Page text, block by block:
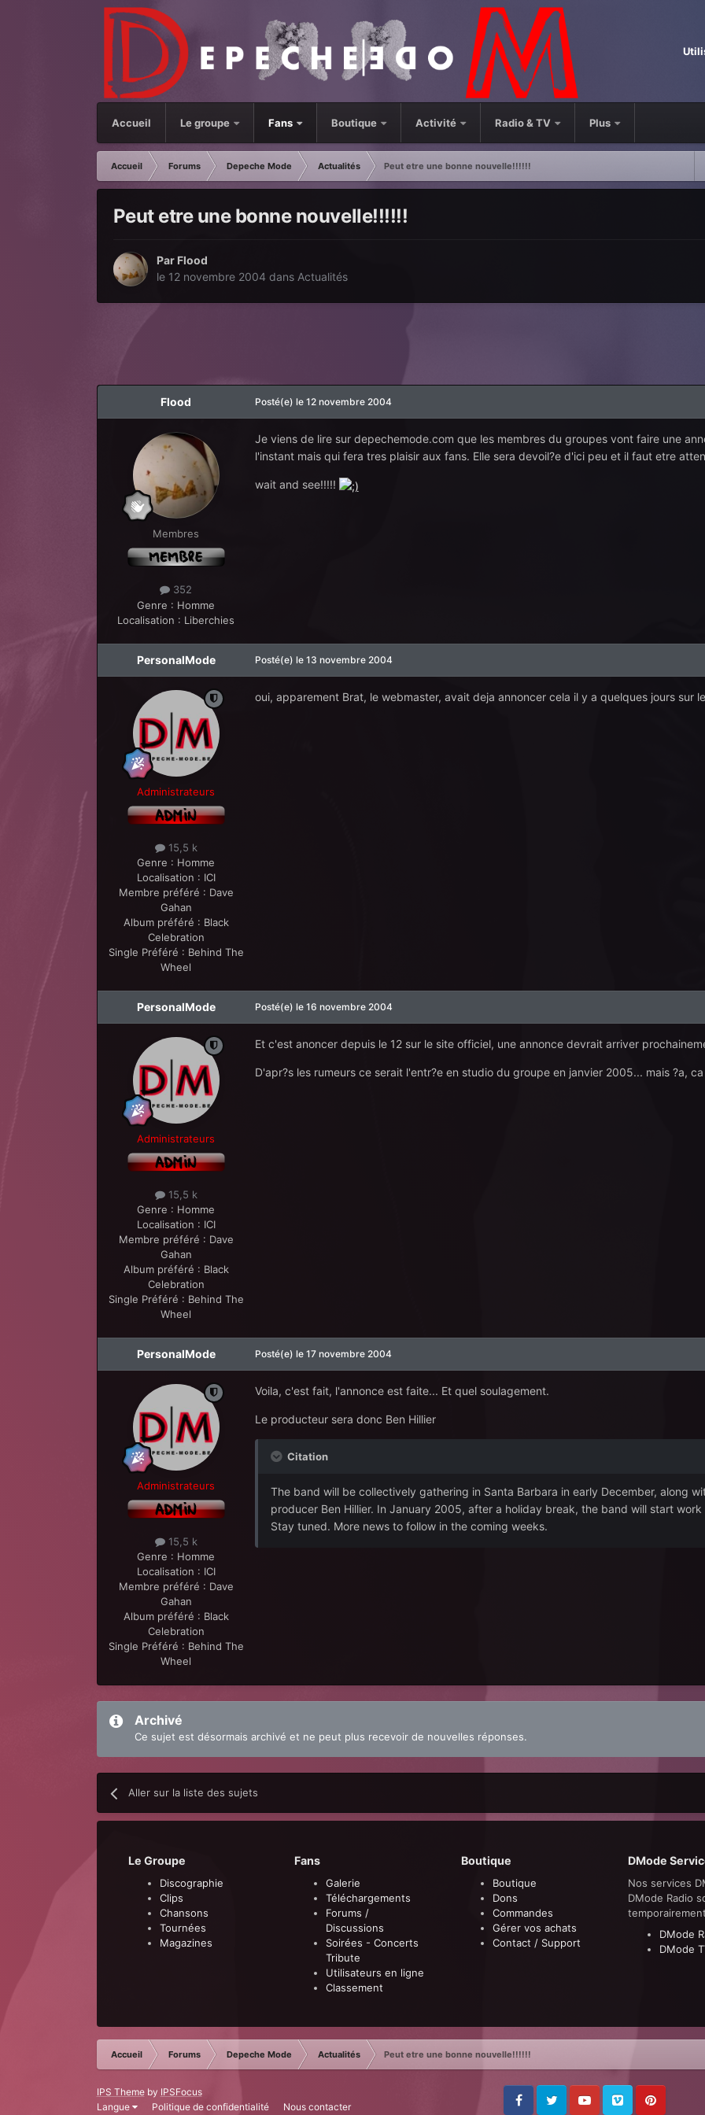
Accueil Le groupe Fans Boutique Activité Radio & TV Plus
Accueil Forums Depeche Mode Actualités Peut etre une bonne nouvelle!!!!!!
Peut etre une bonne nouvelle!!!!!!
Par Flood
le 12 novembre 2004 dans Actualités
Flood
Membres
352
Genre : Homme
Localisation : Liberchies
Posté(e) le 12 novembre 2004
Je viens de lire sur depechemode.com que les membres du groupes vont faire une
l'instant mais qui fera tres plaisir aux fans. Elle sera devoil?e d'ici peu et il faut etre
wait and see!!!!!
PersonalMode
Administrateurs
15,5 k
Genre : Homme
Localisation : ICI
Membre préféré : Dave
Gahan
Album préféré : Black
Celebration
Single Préféré : Behind The
Wheel
Posté(e) le 13 novembre 2004
oui, apparement Brat, le webmaster, avait deja annoncer cela il y a quelques jours sur
PersonalMode
Administrateurs
15,5 k
Genre : Homme
Localisation : ICI
Membre préféré : Dave
Gahan
Album préféré : Black
Celebration
Single Préféré : Behind The
Wheel
Posté(e) le 16 novembre 2004
Et c'est anoncer depuis le 12 sur le site officiel, une annonce devrait arriver
D'apr?s les rumeurs ce serait l'entr?e en studio du groupe en janvier 2005... mais ?a,
PersonalMode
Administrateurs
15,5 k
Genre : Homme
Localisation : ICI
Membre préféré : Dave
Gahan
Album préféré : Black
Celebration
Single Préféré : Behind The
Wheel
Posté(e) le 17 novembre 2004
Voila, c'est fait, l'annonce est faite... Et quel soulagement.
Le producteur sera donc Ben Hillier
Citation
The band will be collectively gathering in Santa Barbara in early December, along
producer Ben Hillier. In January 2005, after a holiday break, the band will start
Stay tuned. More news to follow in the coming weeks.
Archivé
Ce sujet est désormais archivé et ne peut plus recevoir de nouvelles réponses.
Aller sur la liste des sujets
Le Groupe
Discographie
Clips
Chansons
Tournées
Magazines
Fans
Galerie
Téléchargements
Forums /
Discussions
Soirées - Concerts
Tribute
Utilisateurs en ligne
Classement
Boutique
Boutique
Dons
Commandes
Gérer vos achats
Contact / Support
DMode
Nos services
DMode Radio
DMode
DMode
Accueil Forums Depeche Mode Actualités Peut etre une bonne nouvelle!!!!!!
IPS Themeby IPSFocus
Langue
Politique de confidentialité Nous contacter